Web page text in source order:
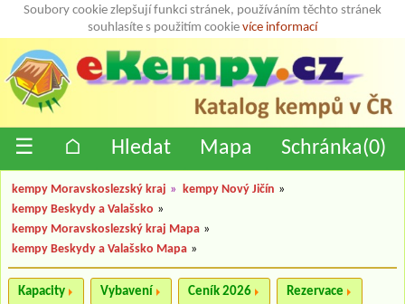
Soubory cookie zlepšují funkci stránek, používáním těchto stránek
souhlasíte s použitím cookie více informací
☰ ⌂ Hledat Mapa Schránka(0)
kempy Moravskoslezský kraj » kempy Nový Jičín »
kempy Beskydy a Valašsko »
kempy Moravskoslezský kraj Mapa »
kempy Beskydy a Valašsko Mapa »
Kapacity Vybavení Ceník 2026 Rezervace